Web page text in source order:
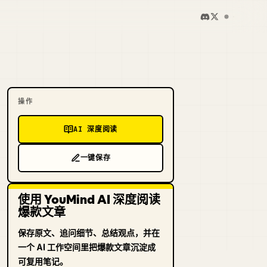
操作
AI 深度阅读
一键保存
使用 YouMind AI 深度阅读
爆款文章
保存原文、追问细节、总结观点，并在
一个 AI 工作空间里把爆款文章沉淀成
可复用笔记。